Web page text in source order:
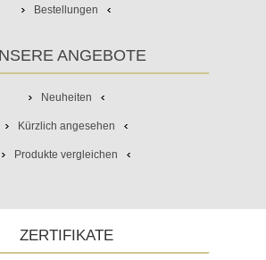
Bestellungen
ANGEBOTE
Neuheiten
Kürzlich angesehen
Produkte vergleichen
ZERTIFIKATE